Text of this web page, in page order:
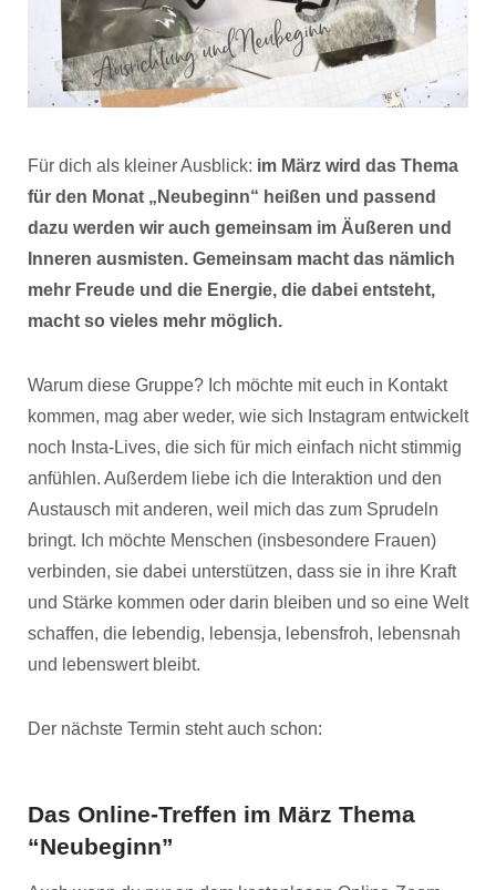
Für dich als kleiner Ausblick: im März wird das Thema
für den Monat „Neubeginn“ heißen und passend
dazu werden wir auch gemeinsam im Äußeren und
Inneren ausmisten. Gemeinsam macht das nämlich
mehr Freude und die Energie, die dabei entsteht,
macht so vieles mehr möglich.
Warum diese Gruppe? Ich möchte mit euch in Kontakt
kommen, mag aber weder, wie sich Instagram entwickelt
noch Insta-Lives, die sich für mich einfach nicht stimmig
anfühlen. Außerdem liebe ich die Interaktion und den
Austausch mit anderen, weil mich das zum Sprudeln
bringt. Ich möchte Menschen (insbesondere Frauen)
verbinden, sie dabei unterstützen, dass sie in ihre Kraft
und Stärke kommen oder darin bleiben und so eine Welt
schaffen, die lebendig, lebensja, lebensfroh, lebensnah
und lebenswert bleibt.
Der nächste Termin steht auch schon:
Das Online-Treffen im März Thema
“Neubeginn”